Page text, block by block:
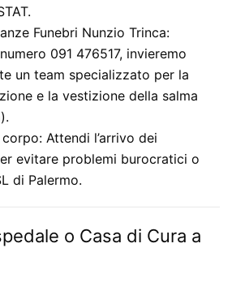
Funebri Nunzio Trinca:
091 476517, invieremo
un team specializzato per la
e la vestizione della salma
Attendi l’arrivo dei
evitare problemi burocratici o
di Palermo.
o Casa di Cura a